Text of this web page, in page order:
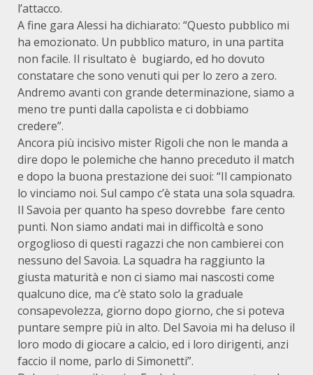
l’attacco.
A fine gara Alessi ha dichiarato: “Questo pubblico mi
ha emozionato. Un pubblico maturo, in una partita
non facile. Il risultato è bugiardo, ed ho dovuto
constatare che sono venuti qui per lo zero a zero.
Andremo avanti con grande determinazione, siamo a
meno tre punti dalla capolista e ci dobbiamo
credere”.
Ancora più incisivo mister Rigoli che non le manda a
dire dopo le polemiche che hanno preceduto il match
e dopo la buona prestazione dei suoi: “Il campionato
lo vinciamo noi. Sul campo c’è stata una sola squadra.
Il Savoia per quanto ha speso dovrebbe fare cento
punti. Non siamo andati mai in difficoltà e sono
orgoglioso di questi ragazzi che non cambierei con
nessuno del Savoia. La squadra ha raggiunto la
giusta maturità e non ci siamo mai nascosti come
qualcuno dice, ma c’è stato solo la graduale
consapevolezza, giorno dopo giorno, che si poteva
puntare sempre più in alto. Del Savoia mi ha deluso il
loro modo di giocare a calcio, ed i loro dirigenti, anzi
faccio il nome, parlo di Simonetti”.